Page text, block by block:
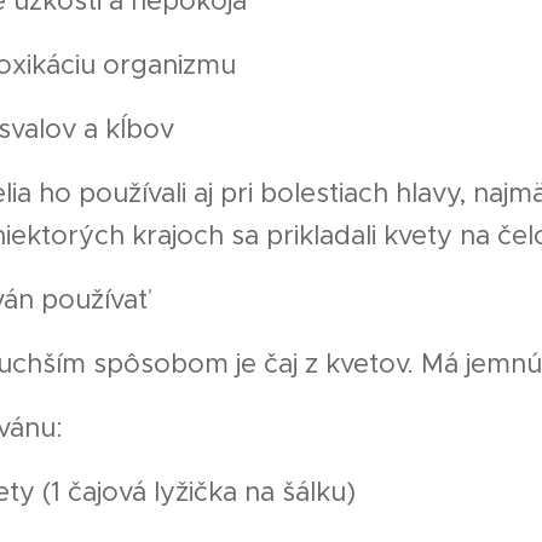
organizmu
a kĺbov
ho používali aj pri bolestiach hlavy,
krajoch sa prikladali kvety na
používať
spôsobom je čaj z kvetov. Má
(1 čajová lyžička na šálku)